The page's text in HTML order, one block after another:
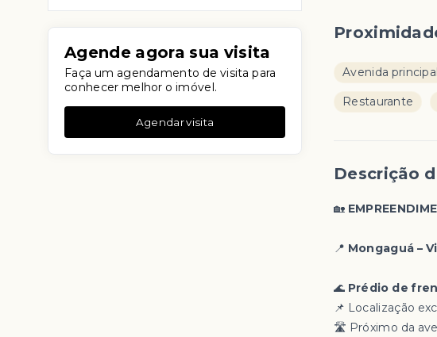
Agende agora sua visita
Faça um agendamento de visita para
conhecer melhor o imóvel.
Agendar visita
Avenida principal
Restaurante
Descrição
🏡
📍 Mongaguá –
🌊 Prédio de
📌 Localização
🛣️ Próximo da